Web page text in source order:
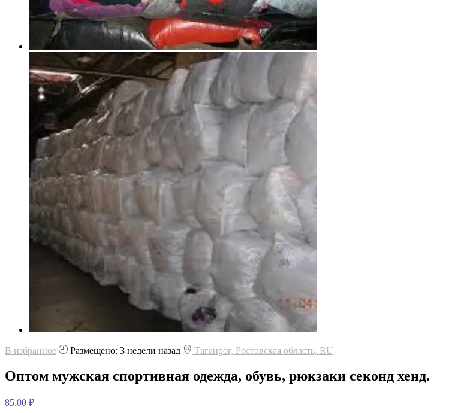
В избранное Размещено: 3 недели назад Таганрог, Ростовская область, RU
Оптом мужская спортивная одежда, обувь, рюкзаки секонд хенд.
85.00 ₽